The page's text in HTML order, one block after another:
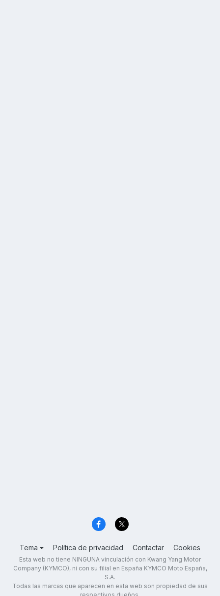
Tema Política de privacidad Contactar Cookies
Esta web no tiene NINGUNA vinculación con Kwang Yang Motor
Company (KYMCO), ni con su filial en España KYMCO Moto España,
S.A.
Todas las marcas que aparecen en esta web son propiedad de sus